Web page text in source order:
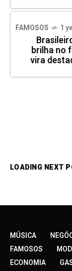
FAMOSOS 1
brilha no
vira
LOADING NEXT
MÚSICA
FAMOSOS
ECONOMIA